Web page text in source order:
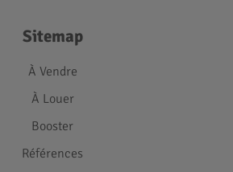
Sitemap
À Vendre
À Louer
Booster
Références